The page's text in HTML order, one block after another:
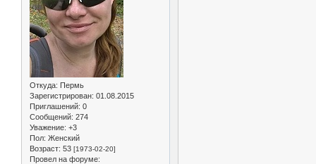
Откуда: Пермь
Зарегистрирован: 01.08.2015
Приглашений: 0
Сообщений: 274
Уважение: +3
Пол: Женский
Возраст: 53 [1973-02-20]
Провел на форуме: